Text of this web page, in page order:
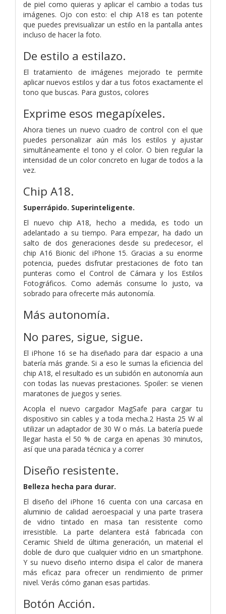
de piel como quieras y aplicar el cambio a todas tus
imágenes. Ojo con esto: el chip A18 es tan potente
que puedes previsualizar un estilo en la pantalla antes
incluso de hacer la foto.
De estilo a estilazo.
El tratamiento de imágenes mejorado te permite
aplicar nuevos estilos y dar a tus fotos exactamente el
tono que buscas. Para gustos, colores
Exprime esos megapíxeles.
Ahora tienes un nuevo cuadro de control con el que
puedes personalizar aún más los estilos y ajustar
simultáneamente el tono y el color. O bien regular la
intensidad de un color concreto en lugar de todos a la
vez.
Chip A18.
Superrápido. Super­inteligente.
El nuevo chip A18, hecho a medida, es todo un
adelantado a su tiempo. Para empezar, ha dado un
salto de dos generaciones desde su predecesor, el
chip A16 Bionic del iPhone 15. Gracias a su enorme
potencia, puedes disfrutar prestaciones de foto tan
punteras como el Control de Cámara y los Estilos
Fotográficos. Como además consume lo justo, va
sobrado para ofrecerte más autonomía.
Más autonomía.
No pares, sigue, sigue.
El iPhone 16 se ha diseñado para dar espacio a una
batería más grande. Si a eso le sumas la eficiencia del
chip A18, el resultado es un subidón en autonomía aun
con todas las nuevas prestaciones. Spoiler: se vienen
maratones de juegos y series.
Acopla el nuevo cargador MagSafe para cargar tu
dispositivo sin cables y a toda mecha.2 Hasta 25 W al
utilizar un adaptador de 30 W o más. La batería puede
llegar hasta el 50 % de carga en apenas 30 minutos,
así que una parada técnica y a correr
Diseño resistente.
Belleza hecha para durar.
El diseño del iPhone 16 cuenta con una carcasa en
aluminio de calidad aeroespacial y una parte trasera
de vidrio tintado en masa tan resistente como
irresistible. La parte delantera está fabricada con
Ceramic Shield de última generación, un material el
doble de duro que cualquier vidrio en un smartphone.
Y su nuevo diseño interno disipa el calor de manera
más eficaz para ofrecer un rendimiento de primer
nivel. Verás cómo ganan esas partidas.
Botón Acción.